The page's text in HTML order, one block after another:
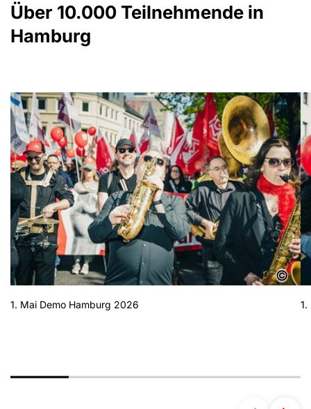
Über 10.000 Teilnehmende in
Hamburg
Show larger version for:
1. Mai Demo Hamburg 2026
©
1.